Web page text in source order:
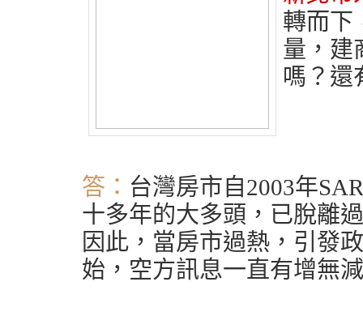
轉而下
量，建
嗎？還
答： 台灣房市自2003年
十多年的大多頭，已脫離
因此，當房市過熱，引發
始，空方訊息一直有增無